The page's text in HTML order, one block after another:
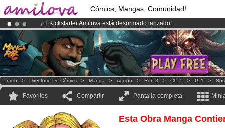
Cómics, Mangas, Comunidad!
¡ El Kickstarter Amilova está desormado lanzado!.
¡Conviertete en Premium por3.95 eurosal mes!Hazte Premium ya
¡Ya tenemos 100000miembrosy 1000 Cómics y Mangas!.
Inicio > Directorio De Cómics > Manga > Acción > Run 8 > Ch. 5 > P. 1 >
Favoritos Compartir Pantalla completa
Esta Obra Manga